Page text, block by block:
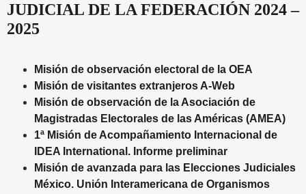
JUDICIAL DE LA FEDERACIÓN 2024 –
2025
Misión de observación electoral de la OEA
Misión de visitantes extranjeros A-Web
Misión de observación de la Asociación de
Magistradas Electorales de las Américas (AMEA)
1ª Misión de Acompañamiento Internacional de
IDEA International. Informe preliminar
Misión de avanzada para las Elecciones Judiciales
México. Unión Interamericana de Organismos